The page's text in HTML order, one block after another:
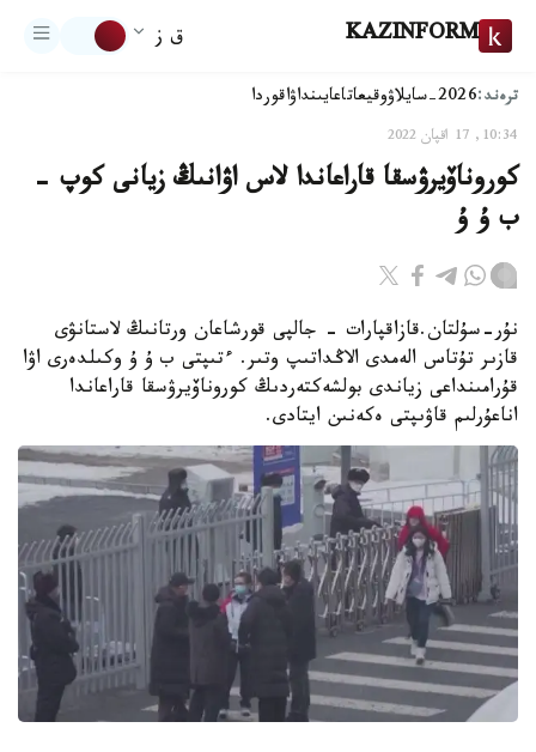
KAZINFORM ق ز
ترەند:2026-سايلاۋ وقيعاتاعايىنداۋاقوردا
10:34, 17 اقپان 2022
كوروناۆيرۋسقا قاراعاندا لاس اۋانىڭ زيانى كوپ –
ب ۇ ۇ
نۇر-سۇلتان.قازاقپارات - جالپى قورشاعان ورتانىڭ لاستانۋى
قازىر تۇتاس الەمدى الاڭداتىپ وتىر. ءتىپتى ب ۇ ۇ وكىلدەرى اۋا
قۇرامىنداعى زياندى بولشەكتەردىڭ كوروناۆيرۋسقا قاراعاندا
اناعۇرلىم قاۋىپتى ەكەنىن ايتادى.